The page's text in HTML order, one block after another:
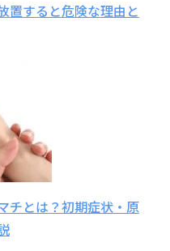
置すると危険な理由と
チとは？初期症状・原